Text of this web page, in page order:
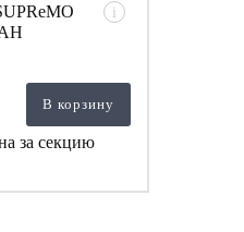
i
В корзину
за секцию